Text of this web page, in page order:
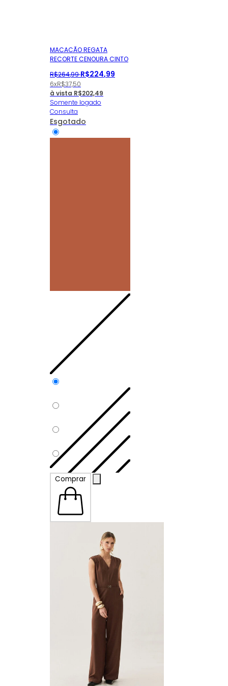
MACACÃO REGATA
RECORTE CENOURA CINTO
R$264,99 R$224,99
6xR$37,50
à vista R$202,49
Somente logado
Consulta
Esgotado
P
G
Comprar